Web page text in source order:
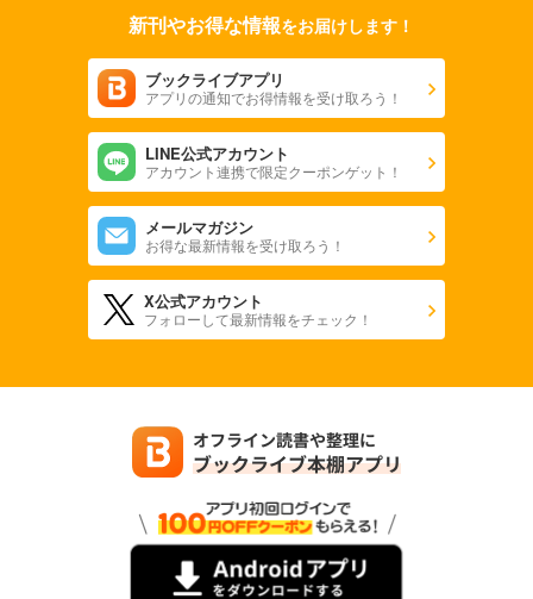
新刊やお得な情報をお届けします！
ブックライブアプリ
アプリの通知でお得情報を受け取ろう！
LINE公式アカウント
アカウント連携で限定クーポンゲット！
メールマガジン
お得な最新情報を受け取ろう！
X公式アカウント
フォローして最新情報をチェック！